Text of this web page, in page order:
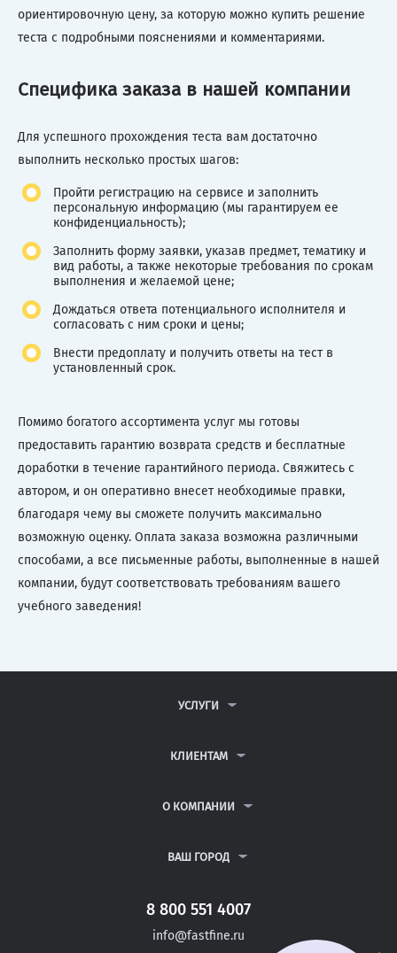
ориентировочную цену, за которую можно купить решение
теста с подробными пояснениями и комментариями.
Специфика заказа в нашей компании
Для успешного прохождения теста вам достаточно
выполнить несколько простых шагов:
Пройти регистрацию на сервисе и заполнить
персональную информацию (мы гарантируем ее
конфиденциальность);
Заполнить форму заявки, указав предмет, тематику и
вид работы, а также некоторые требования по срокам
выполнения и желаемой цене;
Дождаться ответа потенциального исполнителя и
согласовать с ним сроки и цены;
Внести предоплату и получить ответы на тест в
установленный срок.
Помимо богатого ассортимента услуг мы готовы
предоставить гарантию возврата средств и бесплатные
доработки в течение гарантийного периода. Свяжитесь с
автором, и он оперативно внесет необходимые правки,
благодаря чему вы сможете получить максимально
возможную оценку. Оплата заказа возможна различными
способами, а все письменные работы, выполненные в нашей
компании, будут соответствовать требованиям вашего
учебного заведения!
УСЛУГИ
ДИПЛОМНЫЕ РАБОТЫ
РЕФЕРАТЫ
КЛИЕНТАМ
ВОПРОСЫ И ОТВЕТЫ
ПОЛИТИКА КОНФИДЕНЦИАЛЬНОСТИ
О КОМПАНИИ
КОНТАКТЫ
ВАШ ГОРОД
САНКТ-ПЕТЕРБУРГ
НИЖНЯЯ ТУРА
8 800 551 4007
info@fastfine.ru